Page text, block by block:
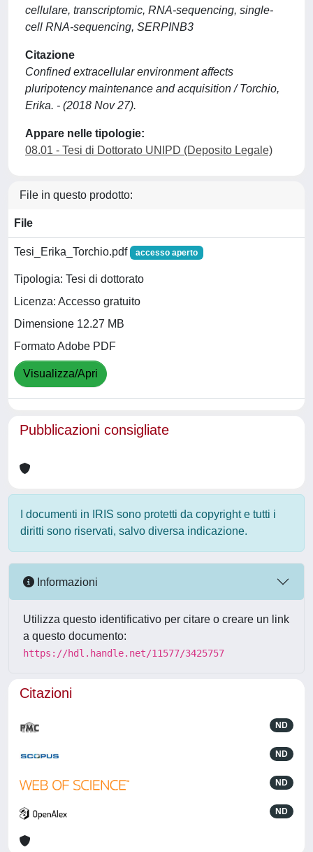
cellulare, transcriptomic, RNA-sequencing, single-
cell RNA-sequencing, SERPINB3
Citazione
Confined extracellular environment affects
pluripotency maintenance and acquisition / Torchio,
Erika. - (2018 Nov 27).
Appare nelle tipologie:
08.01 - Tesi di Dottorato UNIPD (Deposito Legale)
File in questo prodotto:
File
Tesi_Erika_Torchio.pdf accesso aperto
Tipologia: Tesi di dottorato
Licenza: Accesso gratuito
Dimensione 12.27 MB
Formato Adobe PDF
Visualizza/Apri
Pubblicazioni consigliate
I documenti in IRIS sono protetti da copyright e tutti i
diritti sono riservati, salvo diversa indicazione.
Informazioni
Utilizza questo identificativo per citare o creare un link
a questo documento:
https://hdl.handle.net/11577/3425757
Citazioni
ND
ND
ND
ND